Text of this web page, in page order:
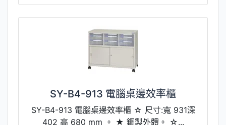
SY-B4-913 電腦桌邊效率櫃
SY-B4-913 電腦桌邊效率櫃 ☆ 尺寸:寬 931深
402 高 680 mm 。 ★ 鋼製外體。 ☆...